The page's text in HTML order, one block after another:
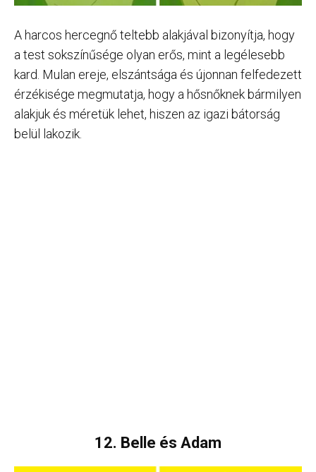
A harcos hercegnő teltebb alakjával bizonyítja, hogy
a test sokszínűsége olyan erős, mint a legélesebb
kard. Mulan ereje, elszántsága és újonnan felfedezett
érzékisége megmutatja, hogy a hősnőknek bármilyen
alakjuk és méretük lehet, hiszen az igazi bátorság
belül lakozik.
12. Belle és Adam